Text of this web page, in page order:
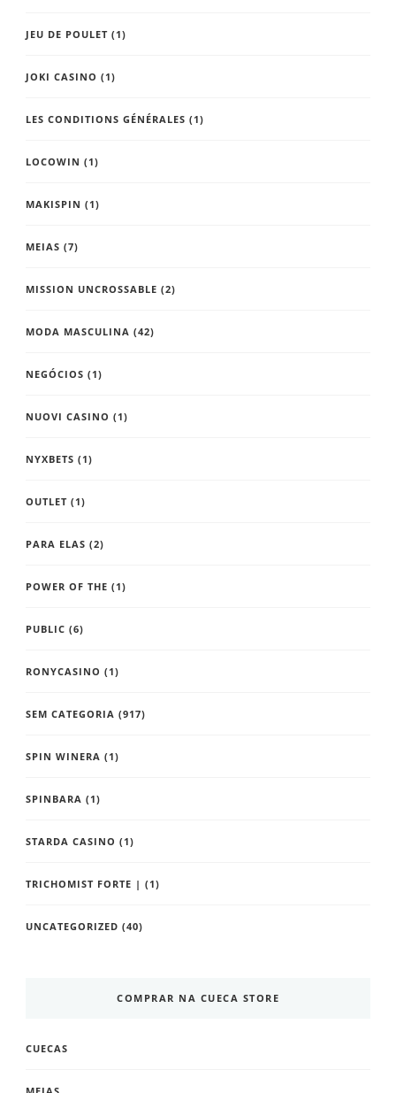
JEU DE POULET (1)
JOKI CASINO (1)
LES CONDITIONS GÉNÉRALES (1)
LOCOWIN (1)
MAKISPIN (1)
MEIAS (7)
MISSION UNCROSSABLE (2)
MODA MASCULINA (42)
NEGÓCIOS (1)
NUOVI CASINO (1)
NYXBETS (1)
OUTLET (1)
PARA ELAS (2)
POWER OF THE (1)
PUBLIC (6)
RONYCASINO (1)
SEM CATEGORIA (917)
SPIN WINERA (1)
SPINBARA (1)
STARDA CASINO (1)
TRICHOMIST FORTE | (1)
UNCATEGORIZED (40)
COMPRAR NA CUECA STORE
CUECAS